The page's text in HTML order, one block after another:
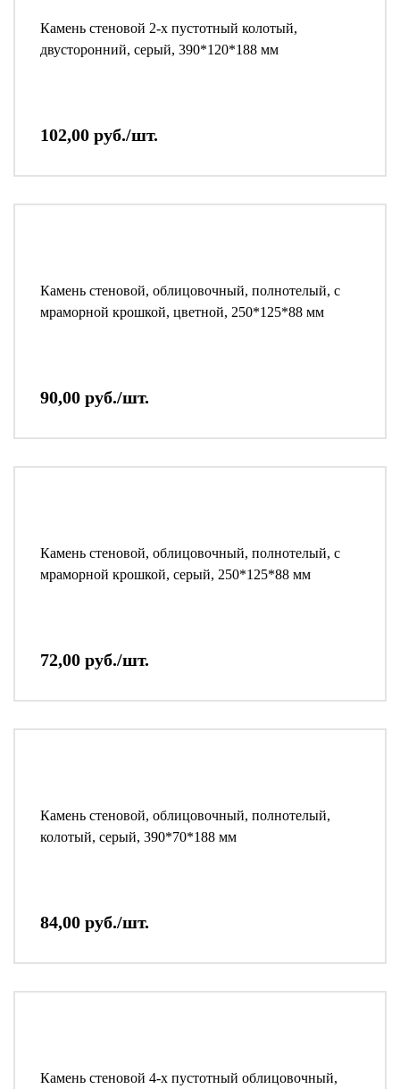
Камень стеновой 2-х пустотный колотый,
двусторонний, серый, 390*120*188 мм
102,00 руб./шт.
Камень стеновой, облицовочный, полнотелый, с
мраморной крошкой, цветной, 250*125*88 мм
90,00 руб./шт.
Камень стеновой, облицовочный, полнотелый, с
мраморной крошкой, серый, 250*125*88 мм
72,00 руб./шт.
Камень стеновой, облицовочный, полнотелый,
колотый, серый, 390*70*188 мм
84,00 руб./шт.
Камень стеновой 4-х пустотный облицовочный,